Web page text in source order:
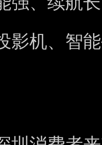
影机、智